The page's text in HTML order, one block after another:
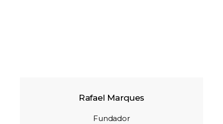
Rafael Marques
Fundador